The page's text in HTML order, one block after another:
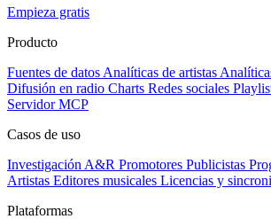
Empieza gratis
Producto
Fuentes de datos Analíticas de artistas
Difusión en radio Charts Redes sociales
Servidor MCP
Casos de uso
Investigación A&R Promotores Publicistas
Artistas Editores musicales Licencias y
Plataformas